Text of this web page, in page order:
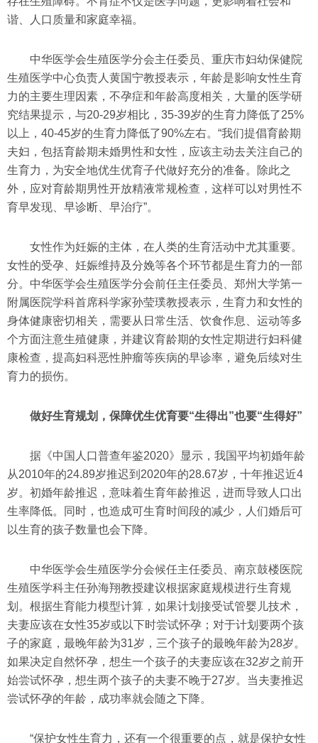
谐、人口质量和家庭幸福。
中华医学会生殖医学分会主任委员、重庆市妇幼保健院
生殖医学中心负责人黄国宁教授表示，年龄是影响女性生育
力的主要生理因素，不孕症和年龄高度相关，大量的医学研
究结果提示，与20-29岁相比，35-39岁的生育力降低了25%
以上，40-45岁的生育力降低了90%左右。“我们提倡育龄期
夫妇，包括育龄期未婚男性和女性，应该主动去关注自己的
生育力，为安全地优生优育子代做好充分的准备。除此之
外，应对育龄期男性开放精液常规检查，这样可以对男性不
育早发现、早诊断、早治疗”。
女性作为妊娠的主体，在人类的生育活动中尤其重要。
女性的受孕、妊娠维持及分娩等各个环节都是生育力的一部
分。中华医学会生殖医学分会前任主任委员、郑州大学第一
附属医院学科首席科学家孙莹璞教授表示，生育力和女性的
身体健康密切相关，需要从日常生活、饮食作息、运动等多
个方面注意生殖健康，并建议育龄期的女性定期进行妇科健
康检查，提高妇科恶性肿瘤等疾病的早诊率，避免后续对生
育力的损伤。
做好生育规划，保障优生优育要“生得出”也要“生得好”
据《中国人口普查年鉴2020》显示，我国平均初婚年龄
从2010年的24.89岁推迟到2020年的28.67岁，十年推迟近4
岁。初婚年龄推迟，意味着生育年龄推迟，进而导致人口出
生率降低。同时，也造成可生育时间段的减少，人们婚后可
以生育的孩子数量也会下降。
中华医学会生殖医学分会候任主任委员、南京鼓楼医院
生殖医学科主任孙海翔教授建议根据家庭规模进行生育规
划。根据生育能力模型计算，如果计划接受试管婴儿技术，
夫妻应该在女性35岁或以下时尝试怀孕；对于计划要两个孩
子的家庭，最晚年龄为31岁，三个孩子的最晚年龄为28岁。
如果决定自然怀孕，想生一个孩子的夫妻应该在32岁之前开
始尝试怀孕，想生两个孩子的夫妻不晚于27岁。当夫妻推迟
尝试怀孕的年龄，成功率就会随之下降。
“保护女性生育力，还有一个很重要的点，就是保护女性